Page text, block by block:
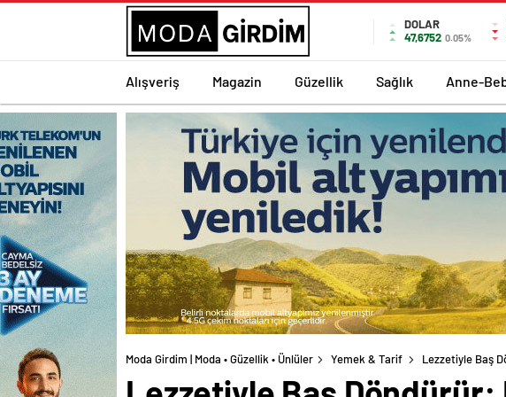
DOLAR
47,6752 0.05%
Alışveriş Magazin Güzellik Sağlık Anne-
Moda Girdim | Moda • Güzellik • Ünlüler Yemek & Tarif Lezzetiyle Baş